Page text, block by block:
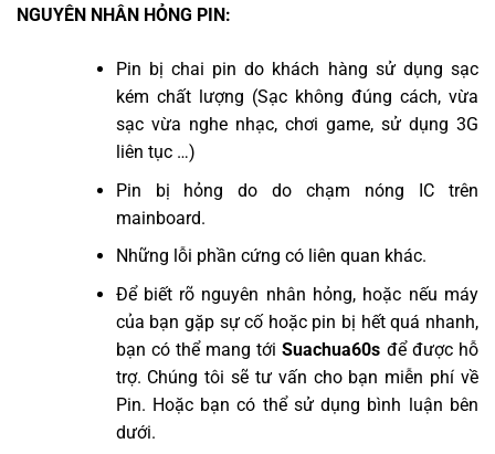
NGUYÊN NHÂN HỎNG PIN:
Pin bị chai pin do khách hàng sử dụng sạc
kém chất lượng (Sạc không đúng cách, vừa
sạc vừa nghe nhạc, chơi game, sử dụng 3G
liên tục …)
Pin bị hỏng do do chạm nóng IC trên
mainboard.
Những lỗi phần cứng có liên quan khác.
Để biết rõ nguyên nhân hỏng, hoặc nếu máy
của bạn gặp sự cố hoặc pin bị hết quá nhanh,
bạn có thể mang tớiSuachua60s để được hỗ
trợ. Chúng tôi sẽ tư vấn cho bạn miễn phí về
Pin. Hoặc bạn có thể sử dụng bình luận bên
dưới.